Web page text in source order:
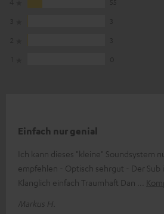
Einfach nur genial
Ich kann dieses "kleine" Soundsystem
empfehlen - Optisch sehrgut - Der Sub
Klanglich einfach Traumhaft Dan
Markus H.